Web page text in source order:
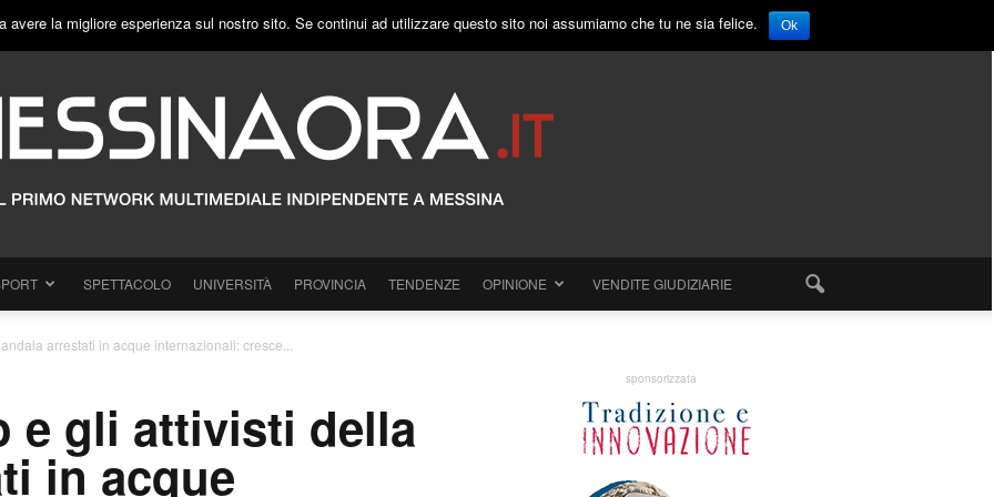
SPETTACOLO UNIVERSITÀ PROVINCIA TENDENZE OPINIONE VENDITE GIUDIZIARIE
arrestati in acque internazionali: cresce...
e gli attivisti della
in acque
sponsorizzata
la migliore esperienza sul nostro sito. Se continui ad utilizzare questo sito noi assumiamo che tu ne sia felice. Ok